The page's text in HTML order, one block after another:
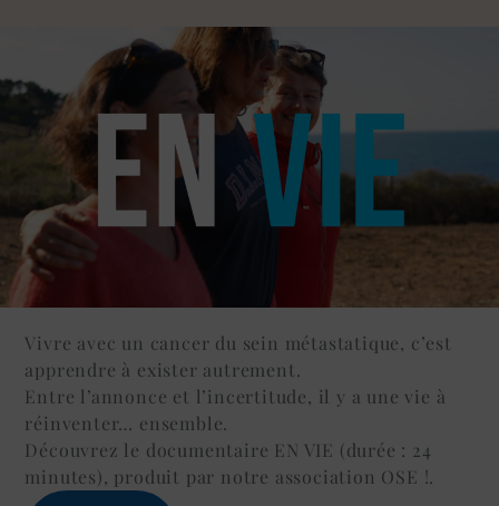
Vivre avec un cancer du sein métastatique, c’est
apprendre à exister autrement.
Entre l’annonce et l’incertitude, il y a une vie à
réinventer… ensemble.
Découvrez le documentaire EN VIE (durée : 24
minutes), produit par notre association OSE !.